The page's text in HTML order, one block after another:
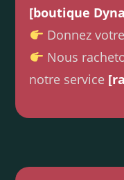
[boutique
Donnez
Nous
notre service